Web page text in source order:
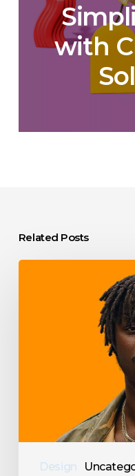
with
Related Posts
Design